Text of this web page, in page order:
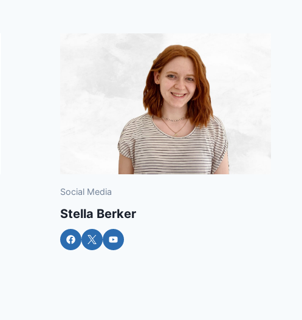
Social Media
Stella Berker